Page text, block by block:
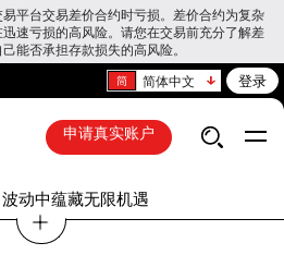
平台交易差价合约时亏损。差价合约为复杂
速亏损的高风险。请您在交易前充分了解差
能否承担存款损失的高风险。
简体中文 登录
申请真实账户
动中蕴藏无限机遇